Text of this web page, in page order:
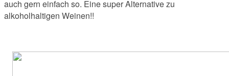
auch gern einfach so. Eine super Alternative zu
alkoholhaltigen Weinen!!